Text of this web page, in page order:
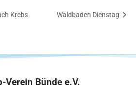
Krebs Waldbaden Dienstag
Verein Bünde e.V.